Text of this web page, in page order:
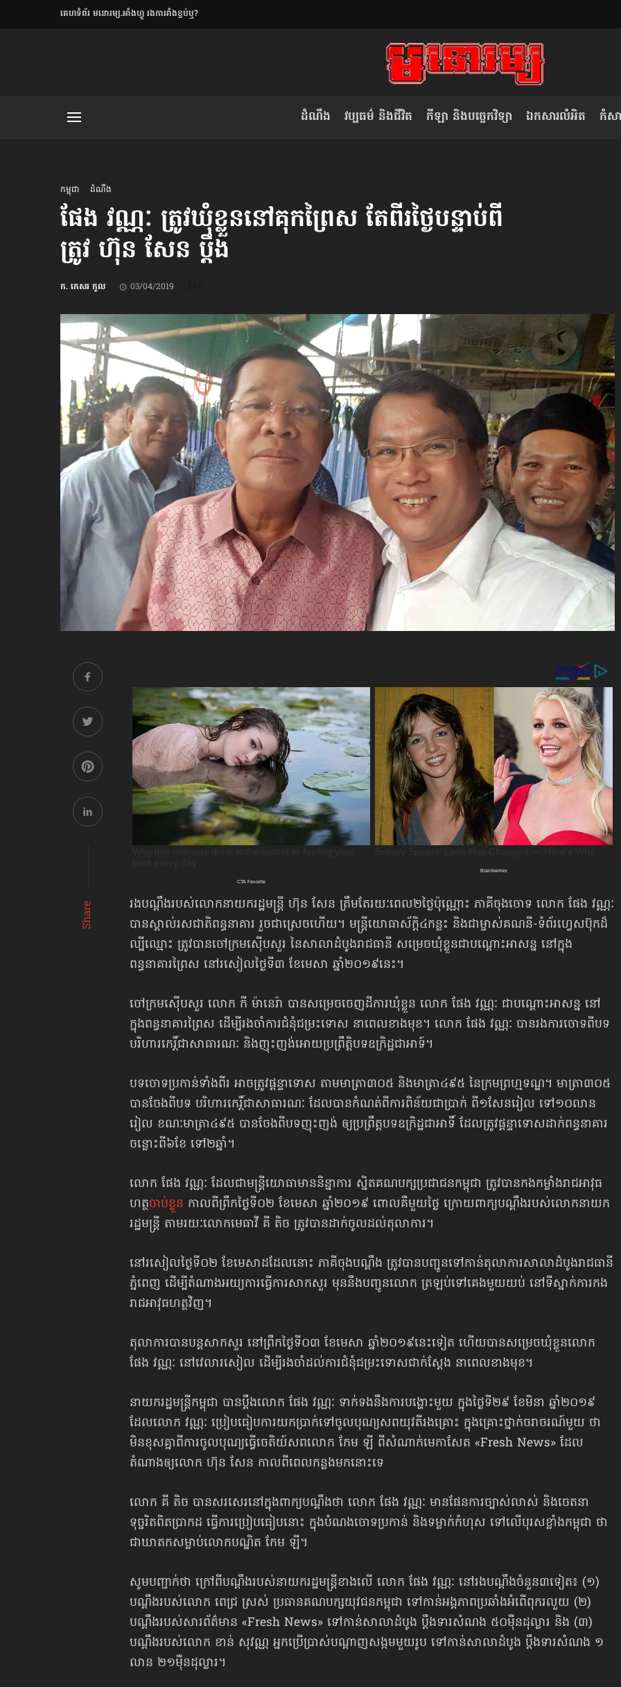
​គេហទំព័រ មនោរម្យ.អាំងហ្វូ រងការរាំងខ្ទប់ឬ?
ដំណឹង វប្បធម៌ និងជីវិត កីឡា និងបច្ចេកវិទ្យា ឯកសារលំអិត កំសា
កម្ពុជា ដំណឹង
ផែង វណ្ណៈ ត្រូវ​ឃុំខ្លួន​នៅ​​គុក​ព្រៃស តែ​ពីរថ្ងៃ​បន្ទាប់​ពី
ត្រូវ ហ៊ុន សែន ប្ដឹង​
ក. កេសរ កូល 03/04/2019
Share
រងបណ្ដឹងរបស់លោកនាយករដ្ឋមន្ត្រី ហ៊ុន សែន ត្រឹមតែរយៈពេល២ថ្ងៃប៉ុណ្ណោះ ភាគីចុងចោទ លោក ផែង វណ្ណៈ
បានស្គាល់រសជាតិពន្ធនាគារ រួចជាស្រេចហើយ។ មន្ត្រីយោធាស័ក្ដិ៤កន្លះ និងជាម្ចាស់គណនី-ទំព័រហ្វេសប៊ុកដ៏
ល្បីឈ្មោះ ត្រូវបានចៅក្រមស៊ើបសួរ នៃសាលាដំបូងរាជធានី សម្រេចឃុំខ្លួនជាបណ្ដោះអាសន្ន នៅក្នុង
ពន្ធនាគារព្រៃស នៅរសៀលថ្ងៃទី៣ ខែមេសា ឆ្នាំ២០១៩នេះ។
ចៅក្រមស៊ើបសួរ លោក កី ម៉ានេរ៉ា​​​ បានសម្រេចចេញដីការឃុំខ្លួន លោក ផែង វណ្ណៈ ជាបណ្ដោះអាសន្ន នៅ
ក្នុងពន្ធនាគារព្រៃស ដើម្បីរងចាំការជំនុំជម្រះទោស នាពេលខាងមុខ។ លោក ផែង វណ្ណៈ បានរងការចោទពីបទ​
បរិហារកេរ្តិ៍​ជា​សាធារណៈ និង​ញុះញង់​អោយ​ប្រព្រឹត្តិ​បទឧក្រិដ្ឋ​ជាអាទ៍​។​
​បទចោទប្រកាន់​ទាំងពីរ​ អាចត្រូវផ្តន្ទាទោស ​តាម​​មាត្រា៣០៥ និង​មាត្រា៤៩៥ នៃ​ក្រមព្រហ្មទណ្ឌ​។​ មាត្រា៣០៥
បានចែង​ពីបទ បរិហារកេរ្តិ៍​ជា​សាធារណៈ ដែល​បានកំណត់​ពី​ការពិន័យ​ជា​ប្រាក់ ពី១​សែន​រៀល ទៅ១០​លាន​
រៀល​ ខណៈមាត្រា៤៩៥ បានចែង​ពីបទញុះញង់ ​ឲ្យ​ប្រព្រឹត្ត​បទឧក្រិដ្ឋ​ជាអាទិ៍ ដែល​ត្រូវ​ផ្តន្ទាទោស​ដាក់ពន្ធនាគារ
ចន្លោះ​ពី៦​ខែ ទៅ២​ឆ្នាំ​។​
​​លោក ផែង វណ្ណៈ ដែលជាមន្ត្រី​យោធាមាននិន្នាការ ស្និតគណបក្សប្រជាជនកម្ពុជា ត្រូវបាន​កងកម្លាំង​រាជអាវុធ
ហត្ថចាប់ខ្លួន កាលពី​ព្រឹក​ថ្ងៃទី​០២ ខែមេសា ឆ្នាំ២០១៩ ពោលគឺមួយថ្ងៃ ក្រោយពាក្យបណ្ដឹងរបស់លោកនាយក
រដ្ឋមន្ត្រី តាមរយៈលោកមេធាវី គី តិច ត្រូវបានដាក់ចូលដល់តុលាការ​។
នៅ​រសៀល​ថ្ងៃទី​០២ ខែមេសាដដែលនោះ ភាគីចុងបណ្ដឹង ត្រូវបានបញ្ជូនទៅកាន់​តុលាការ​សាលាដំបូង​រាជធានី​
ភ្នំពេញ​ ដើម្បីតំណាង​អយ្យការធ្វើការសាកសួរ មុននឹងបញ្ជូនលោក ត្រឡប់ទៅគេងមួយយប់ នៅទីស្នាក់ការកង
រាជអាវុធហត្ថវិញ។
តុលាការបានបន្តសាកសួរ នៅ​ព្រឹក​ថ្ងៃទី​០៣ ខែមេសា ឆ្នាំ​២០១៩នេះទៀត ហើយបានសម្រេចឃុំខ្លួនលោក
ផែង វណ្ណៈ នៅវេលារសៀល ដើម្បីរងចាំដល់ការជំនុំជម្រះទោសជាក់ស្តែង នាពេលខាងមុខ។
នាយករដ្ឋមន្ត្រី​កម្ពុជា បានប្ដឹង​លោក ផែង វណ្ណៈ ទាក់ទង​​នឹងការបង្ហោះមួយ ​ក្នុងថ្ងៃទី២៩ ខែមិនា ឆ្នាំ២០១៩
ដែលលោក វណ្ណៈ ប្រៀបធៀបការយកប្រាក់​ទៅចូលបុណ្យសព​យុវតីរងគ្រោះ ក្នុងគ្រោះថ្នាក់ចរាចរណ៍មួយ ថា
មិនខុសគ្នា​ពីការចូលបុណ្យ​ធ្វើចេតិយ៍​សពលោក កែម ឡី ពីសំណាក់មេកាសែត «Fresh News» ដែល
តំណាងឲ្យលោក ហ៊ុន សែន កាលពីពេលកន្លងមក​នោះទេ
​លោក គី តិច បានសរសេរនៅក្នុងពាក្យបណ្ដឹងថា លោក ផែង វណ្ណៈ មាន​ផែនការ​ច្បាស់លាស់ និង​ចេតនា​
ទុច្ចរិត​ពិតប្រាកដ ធ្វើការ​ប្រៀបធៀបនោះ ក្នុង​បំណង​ចោទប្រកាន់ និង​ទម្លាក់កំហុស​ ទៅលើ​បុរសខ្លាំងកម្ពុជា ថា
ជា​ឃាតក​​សម្លាប់​​លោក​បណ្ឌិត កែម ឡី​។​
​សូមបញ្ជាក់ថា ក្រៅពី​បណ្តឹង​របស់​នាយក​រដ្ឋមន្ត្រីខាងលើ លោក ផែង វណ្ណៈ នៅ​រង​បណ្តឹង​​ចំនួន៣ទៀត៖ (១)
បណ្ដឹងរបស់លោក ​ពេជ្រ ​ស្រស់ ប្រធានគណបក្សយុវជនកម្ពុជា ទៅកាន់​អង្គភាព​ប្រឆាំង​អំពើពុករលួយ (២)
បណ្តឹងរបស់​សារព័ត៌មាន «Fresh News» ទៅកាន់សាលាដំបូង ប្តឹង​ទារ​សំណង ៥០​ម៉ឺន​ដុល្លារ និង ​(៣)
បណ្តឹង​របស់លោក ខាន់​ សុវណ្ណ អ្នកប្រើប្រាស់បណ្ដាញសង្កមមួយរូប ទៅកាន់សាលាដំបូង ប្តឹងទារ​សំណង ១​
លាន ២១​ម៉ឺន​ដុល្លារ។
ត៖ «កាមតណ្ហា​
វៀតណាម ក្នុង​ការប្តូរ​មេដឹកនាំ របស់​
ខ្លួន
មនុស្ស»
ខឹម វាសនា ថា«ស្រី
ប្រពៃណី​«ដេញប្រុស»
អឹមបាពេ ប្រកាសជាផ្លូវការ
ចាកចេញពីក្រុម ប៉ារីស
ថើបមាត់ ៖ ក្រុមកីឡាការិនី​
ផ្អាកលេង​​បើប្រធានសហព័ន្ធ​
មិនលាឈប់